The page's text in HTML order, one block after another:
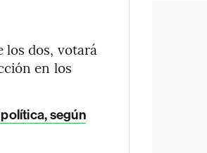
los dos, votará
en los
según